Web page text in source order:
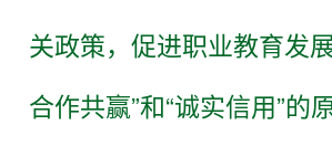
关政策，促进职业教育发
合作共赢”和“诚实信用”